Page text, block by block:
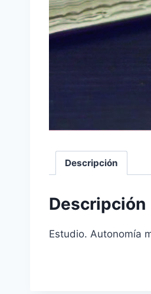
Descripción
Descripción
Estudio. Autonomía